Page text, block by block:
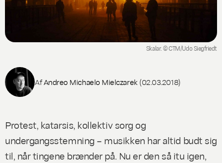
Skalar. © CTM/Udo Siegfriedt
AfAndreo Michaelo Mielczarek(02.03.2018)
Protest, katarsis, kollektiv sorg og
undergangsstemning – musikken har altid budt sig
til, når tingene brænder på. Nu er den så itu igen,